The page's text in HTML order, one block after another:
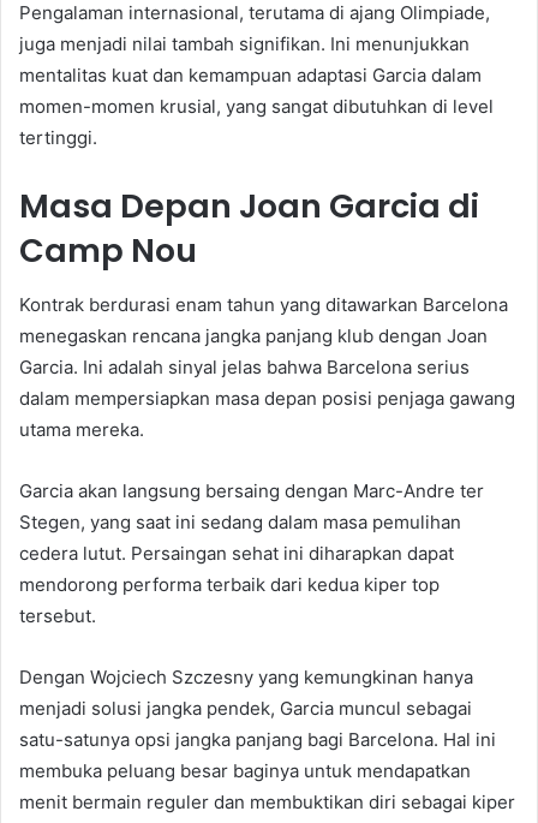
Pengalaman internasional, terutama di ajang Olimpiade,
juga menjadi nilai tambah signifikan. Ini menunjukkan
mentalitas kuat dan kemampuan adaptasi Garcia dalam
momen-momen krusial, yang sangat dibutuhkan di level
tertinggi.
Masa Depan Joan Garcia di
Camp Nou
Kontrak berdurasi enam tahun yang ditawarkan Barcelona
menegaskan rencana jangka panjang klub dengan Joan
Garcia. Ini adalah sinyal jelas bahwa Barcelona serius
dalam mempersiapkan masa depan posisi penjaga gawang
utama mereka.
Garcia akan langsung bersaing dengan Marc-Andre ter
Stegen, yang saat ini sedang dalam masa pemulihan
cedera lutut. Persaingan sehat ini diharapkan dapat
mendorong performa terbaik dari kedua kiper top
tersebut.
Dengan Wojciech Szczesny yang kemungkinan hanya
menjadi solusi jangka pendek, Garcia muncul sebagai
satu-satunya opsi jangka panjang bagi Barcelona. Hal ini
membuka peluang besar baginya untuk mendapatkan
menit bermain reguler dan membuktikan diri sebagai kiper